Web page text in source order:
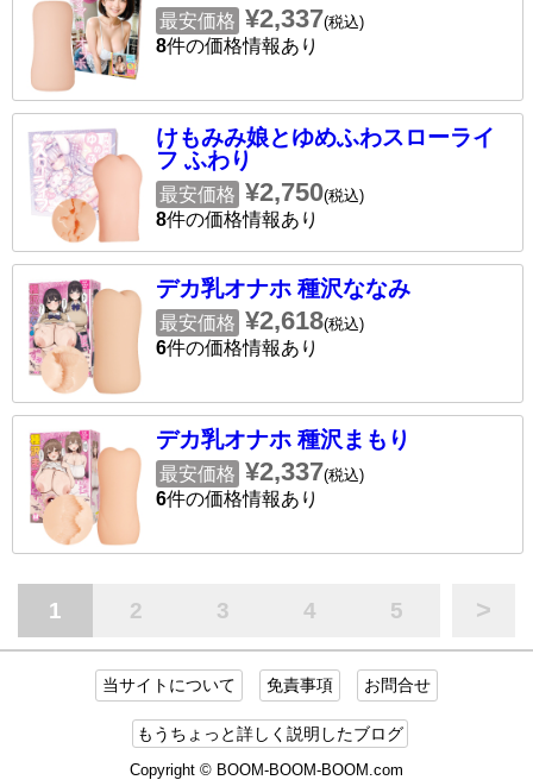
最安価格 ¥2,337(税込)
8件の価格情報あり
けもみみ娘とゆめふわスローライ
フ ふわり
最安価格 ¥2,750(税込)
8件の価格情報あり
デカ乳オナホ 種沢ななみ
最安価格 ¥2,618(税込)
6件の価格情報あり
デカ乳オナホ 種沢まもり
最安価格 ¥2,337(税込)
6件の価格情報あり
1 2 3 4 5 >
当サイトについて 免責事項 お問合せ
もうちょっと詳しく説明したブログ
Copyright © BOOM-BOOM-BOOM.com